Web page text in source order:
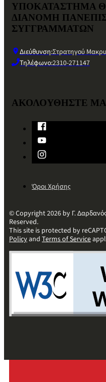
ΥΠΟΚΑΤΑΣΤΗΜΑ
ΔΙΑΝΟΜΗ
ΣΥΓΓΡΑΜΜΑΤΩΝ
Διεύθυνση:Στρατηγού
Τηλέφωνο:2310-271147
ΑΚΟΛΟΥΘΗΣΤΕ
Όροι Χρήσης
© Copyright 2026 by Γ.
Reserved.
This site is protected by
Policyand Terms of Service